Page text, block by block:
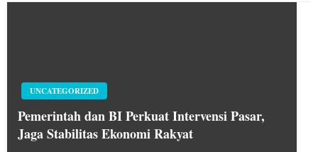
UNCATEGORIZED
Pemerintah dan BI Perkuat Intervensi Pasar,
Jaga Stabilitas Ekonomi Rakyat